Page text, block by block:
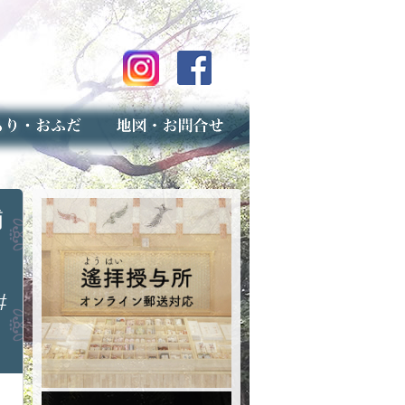
ご案内
げ（古いお守りのお取り扱い）
マップ
用フォーム（事前受付）